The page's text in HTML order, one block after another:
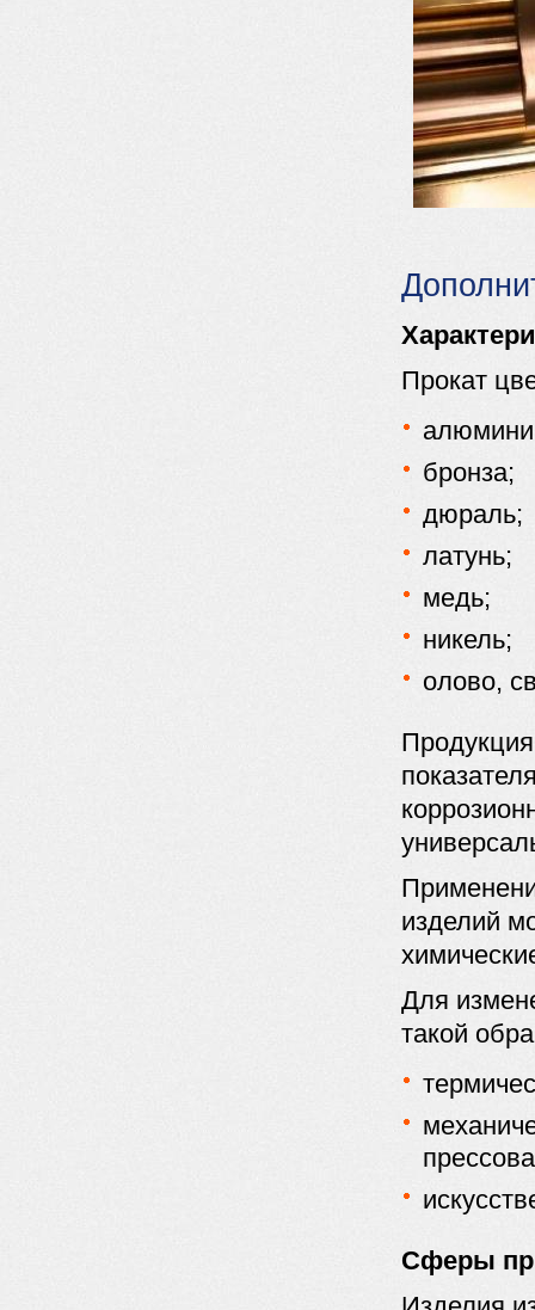
Прокат
бронза;
дюраль;
латунь;
медь;
никель;
олово,
изделий
Для
такой
Сферы